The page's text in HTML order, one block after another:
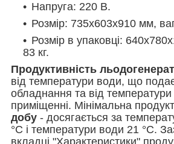
Напруга: 220 В.
Розмір: 735х603х910 мм,
Розмір в упаковці:
83 кг.
Продуктивність
від температури води, що
обладнання та від температури
приміщенні. Мінімальна
добу - досягається за
°C і температури води 21 °C.